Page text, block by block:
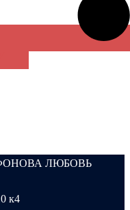
ЛЮБОВЬ
к4